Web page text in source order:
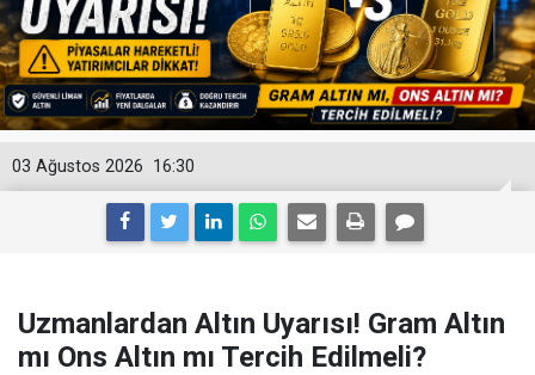
16:30
03 Ağustos 2026
Uzmanlardan Altın Uyarısı! Gram Altın
mı Ons Altın mı Tercih Edilmeli?